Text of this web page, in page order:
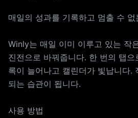
매일의 성과를 기록하고 멈출 수
Winly는 매일 이미 이루고 있는 작
진전으로 바꿔줍니다. 한 번의 탭
록이 늘어나고 캘린더가 빛납니다.
되는 습관이 됩니다.
사용 방법